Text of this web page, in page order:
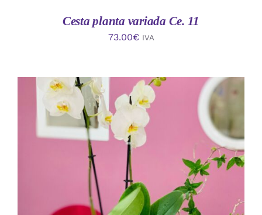
Cesta planta variada Ce. 11
73.00€ IVA
AÑADIR AL CARRITO
/